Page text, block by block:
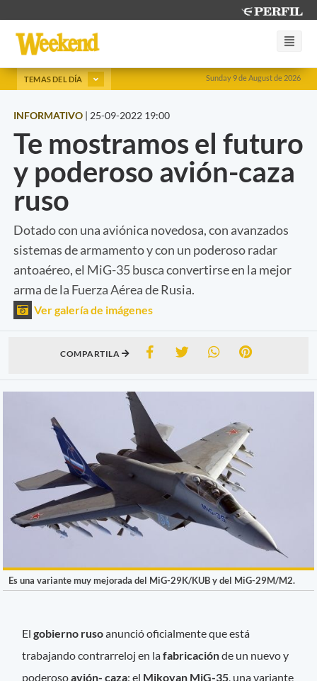
Sunday 9 de August de 2026
TEMAS DEL DÍA
INFORMATIVO | 25-09-2022 19:00
Te mostramos el futuro
y poderoso avión-caza
ruso
Dotado con una aviónica novedosa, con avanzados
sistemas de armamento y con un poderoso radar
antoaéreo, el MiG-35 busca convertirse en la mejor
arma de la Fuerza Aérea de Rusia.
Ver galería de imágenes
COMPARTILA
Es una variante muy mejorada del MiG-29K/KUB y del MiG-29M/M2.
Elgobierno rusoanunció oficialmente que está
trabajando contrarreloj en lafabricaciónde un nuevo y
poderosoavión- caza: el Mikoyan MiG-35 , una variante